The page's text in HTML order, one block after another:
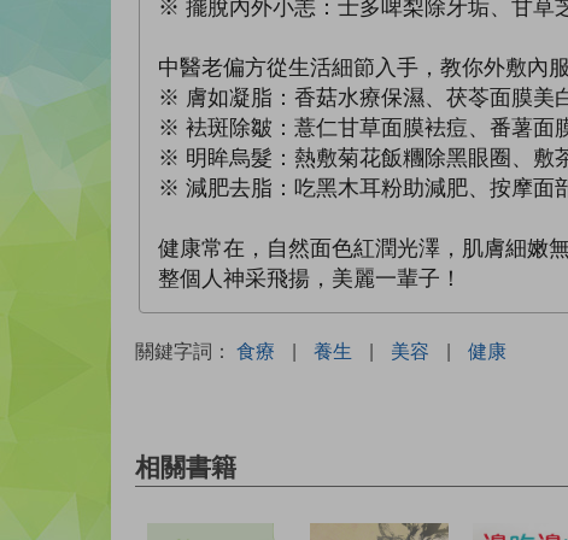
※ 擺脫內外小恙：士多啤梨除牙垢、甘
中醫老偏方從生活細節入手，教你外敷內
※ 膚如凝脂：香菇水療保濕、茯苓面膜
※ 袪斑除皺：薏仁甘草面膜袪痘、番薯
※ 明眸烏髮：熱敷菊花飯糰除黑眼圈、
※ 減肥去脂：吃黑木耳粉助減肥、按摩
健康常在，自然面色紅潤光澤，肌膚細嫩
整個人神采飛揚，美麗一輩子！
關鍵字詞： 食療 | 養生 | 美容 | 健康
相關書籍